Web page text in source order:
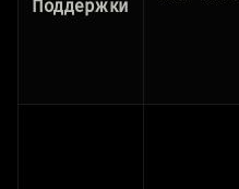
Поддержки